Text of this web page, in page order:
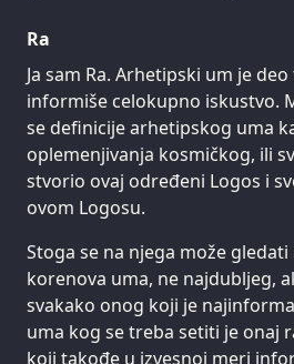
Ra
Ja sam Ra. Arhetipski um je
informiše celokupno iskustvo.
se definicije arhetipskog uma
oplemenjivanja kosmičkog, ili
stvorio ovaj određeni Logos i
ovom Logosu.
Stoga se na njega može
korenova uma, ne najdubljeg,
svakako onog koji je
uma kog se treba setiti je onaj
koji takođe u izvesnoj meri